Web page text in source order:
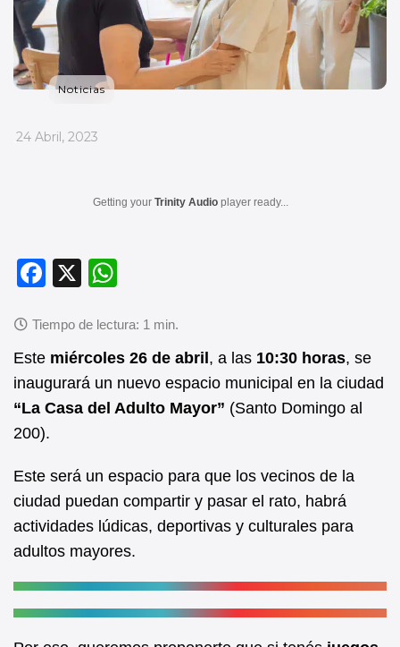
Noticias
_
24 Abril, 2023
Getting your Trinity Audio player ready...
F
c
e
b
o
o
k
X
at
s
A
p
Este miércoles 26 de abril, a las 10:30 horas, se
inaugurará un nuevo espacio municipal en la ciudad
“La Casa del Adulto Mayor” (Santo Domingo al
200).
Este será un espacio para que los vecinos de la
ciudad puedan compartir y pasar el rato, habrá
actividades lúdicas, deportivas y culturales para
adultos mayores.